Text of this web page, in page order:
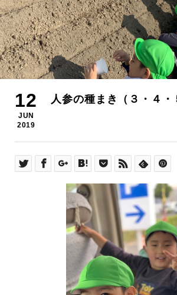
12
JUN
2019
人参の種まき（３・４・